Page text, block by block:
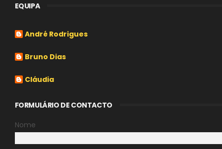
EQUIPA
André Rodrigues
Bruno Dias
Cláudia
FORMULÁRIO DE CONTACTO
Nome